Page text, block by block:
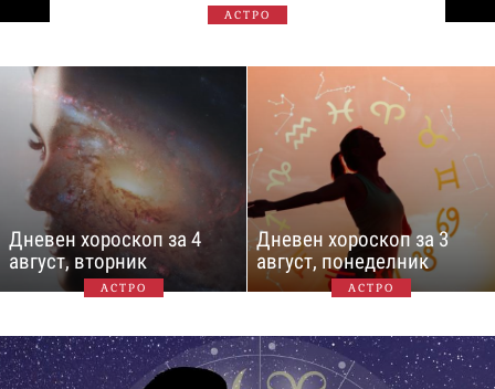
АСТРО
Дневен хороскоп за 4
август, вторник
АСТРО
Дневен хороскоп за 3
август, понеделник
АСТРО